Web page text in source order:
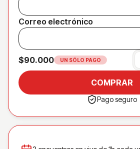
Correo electrónico
$90.000 UN SÓLO PAGO
COMPRAR
Pago seguro